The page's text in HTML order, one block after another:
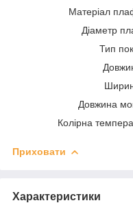
Матеріал
Діаметр
Тип
Довжина
Колірна
Приховати
Характеристики